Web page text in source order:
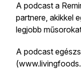
A podcast a
partnere, akikkel
legjobb
A podcast